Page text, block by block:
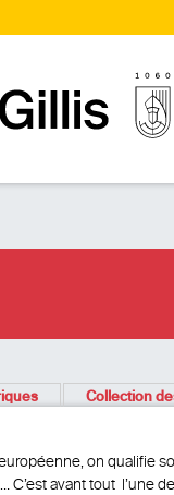
Collection
on qualifie
avant tout l’une